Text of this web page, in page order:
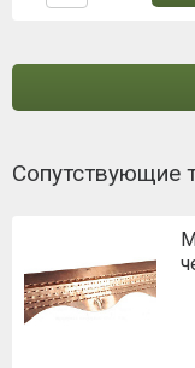
Сопутствующие